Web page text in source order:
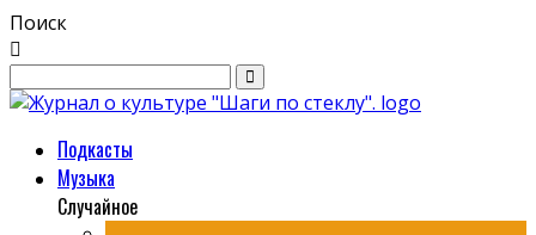
Поиск
Подкасты
Музыка
Случайное